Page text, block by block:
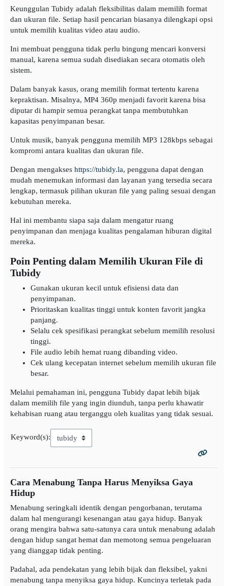
Keunggulan Tubidy adalah fleksibilitas dalam memilih format
dan ukuran file. Setiap hasil pencarian biasanya dilengkapi opsi
untuk memilih kualitas video atau audio.
Ini membuat pengguna tidak perlu bingung mencari konversi
manual, karena semua sudah disediakan secara otomatis oleh
sistem.
Dalam banyak kasus, orang memilih format tertentu karena
kepraktisan. Misalnya, MP4 360p menjadi favorit karena bisa
diputar di hampir semua perangkat tanpa membutuhkan
kapasitas penyimpanan besar.
Untuk musik, banyak pengguna memilih MP3 128kbps sebagai
kompromi antara kualitas dan ukuran file.
Dengan mengakses https://tubidy.la, pengguna dapat dengan
mudah menemukan informasi dan layanan yang tersedia secara
lengkap, termasuk pilihan ukuran file yang paling sesuai dengan
kebutuhan mereka.
Hal ini membantu siapa saja dalam mengatur ruang
penyimpanan dan menjaga kualitas pengalaman hiburan digital
mereka.
Poin Penting dalam Memilih Ukuran File di
Tubidy
Gunakan ukuran kecil untuk efisiensi data dan
penyimpanan.
Prioritaskan kualitas tinggi untuk konten favorit jangka
panjang.
Selalu cek spesifikasi perangkat sebelum memilih resolusi
tinggi.
File audio lebih hemat ruang dibanding video.
Cek ulang kecepatan internet sebelum memilih ukuran file
besar.
Melalui pemahaman ini, pengguna Tubidy dapat lebih bijak
dalam memilih file yang ingin diunduh, tanpa perlu khawatir
kehabisan ruang atau terganggu oleh kualitas yang tidak sesuai.
Keyword(s):
Cara Menabung Tanpa Harus Menyiksa Gaya
Hidup
Menabung seringkali identik dengan pengorbanan, terutama
dalam hal mengurangi kesenangan atau gaya hidup. Banyak
orang mengira bahwa satu-satunya cara untuk menabung adalah
dengan hidup sangat hemat dan memotong semua pengeluaran
yang dianggap tidak penting.
Padahal, ada pendekatan yang lebih bijak dan fleksibel, yakni
menabung tanpa menyiksa gaya hidup. Kuncinya terletak pada